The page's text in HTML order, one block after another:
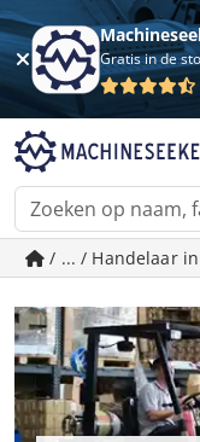
Gratis in de
/ ... / Handelaar